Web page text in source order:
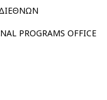
PROGRAMS OFFICE